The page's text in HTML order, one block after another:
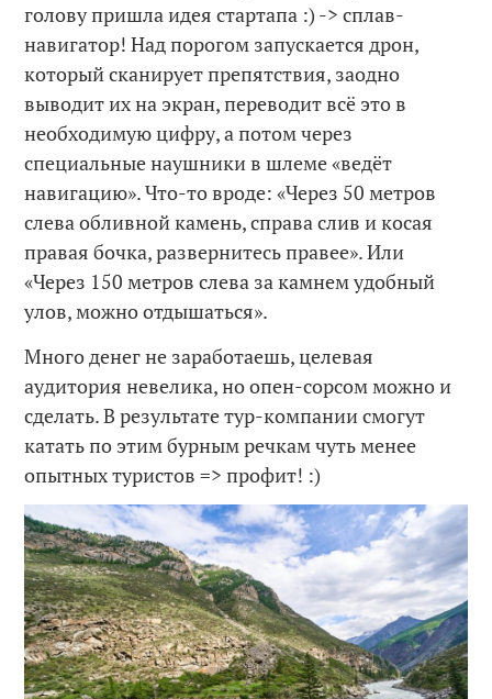
голову пришла идея стартапа :) -> сплав-
навигатор! Над порогом запускается дрон,
который сканирует препятствия, заодно
выводит их на экран, переводит всё это в
необходимую цифру, а потом через
специальные наушники в шлеме «ведёт
навигацию». Что-то вроде: «Через 50 метров
слева обливной камень, справа слив и косая
правая бочка, развернитесь правее». Или
«Через 150 метров слева за камнем удобный
улов, можно отдышаться».
Много денег не заработаешь, целевая
аудитория невелика, но опен-сорсом можно и
сделать. В результате тур-компании смогут
катать по этим бурным речкам чуть менее
опытных туристов => профит! :)